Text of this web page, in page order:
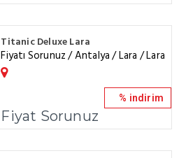
Titanic Deluxe Lara
Fiyatı Sorunuz / Antalya / Lara / Lara
Fiyat Sorunuz
% indirim